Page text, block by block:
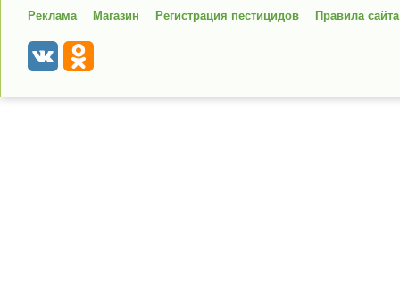
Реклама Магазин Регистрация пестицидов Правила сайта